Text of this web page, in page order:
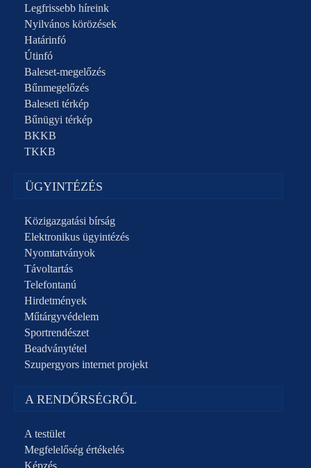
Legfrissebb híreink
Nyilvános körözések
Határinfó
Útinfó
Baleset-megelőzés
Bűnmegelőzés
Baleseti térkép
Bűnügyi térkép
BKKB
TKKB
ÜGYINTÉZÉS
Közigazgatási bírság
Elektronikus ügyintézés
Nyomtatványok
Távoltartás
Telefontanú
Hirdetmények
Műtárgyvédelem
Sportrendészet
Beadványtétel
Szupergyors internet projekt
A RENDŐRSÉGRŐL
A testület
Megfelelőség értékelés
Képzés